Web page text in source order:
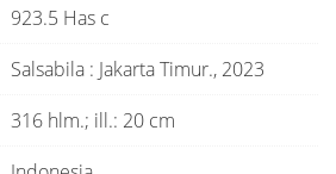
923.5 Has c
Salsabila : Jakarta Timur., 2023
316 hlm.; ill.: 20 cm